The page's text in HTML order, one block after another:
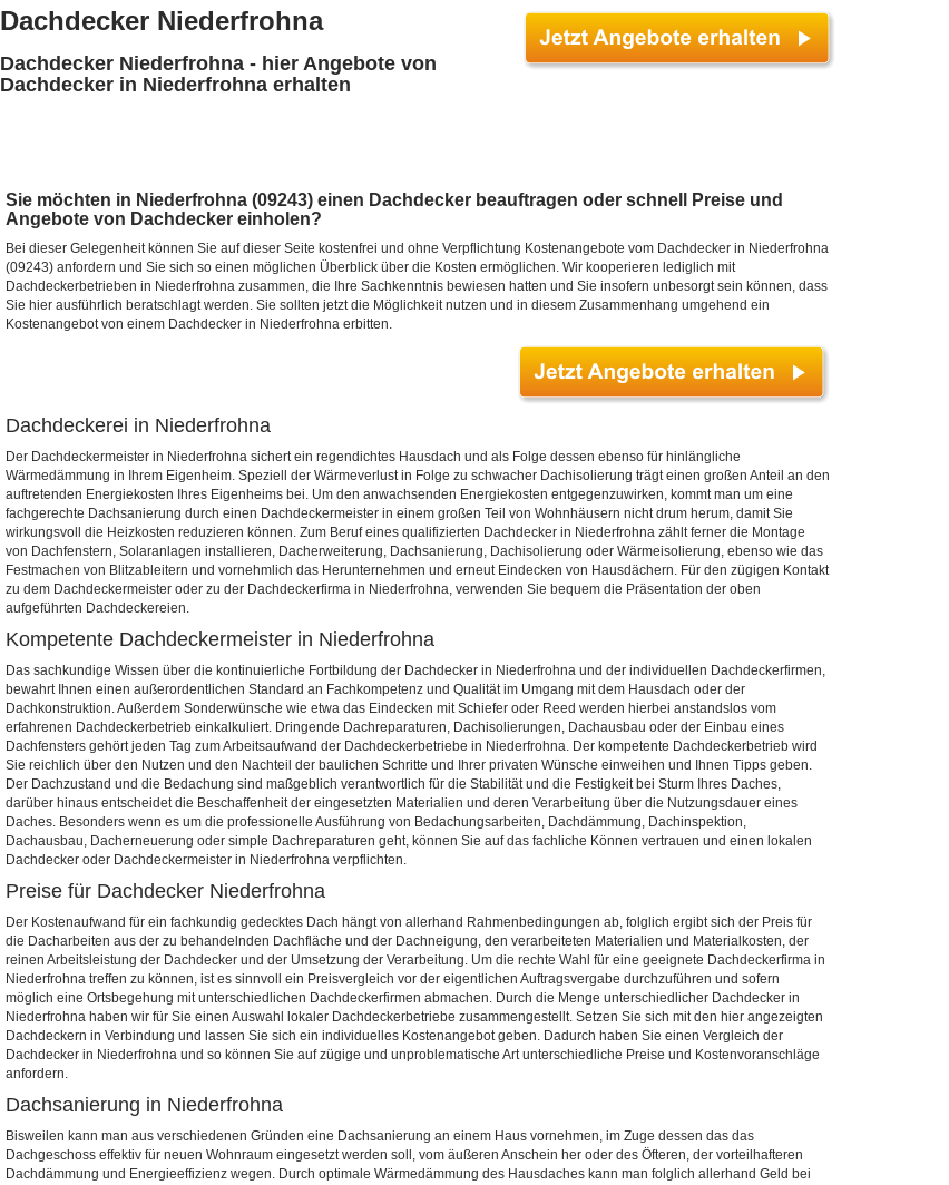
Dachdecker Niederfrohna
Dachdecker Niederfrohna - hier Angebote von
Dachdecker in Niederfrohna erhalten
Sie möchten in Niederfrohna (09243) einen Dachdecker beauftragen oder schnell Preise und
Angebote von Dachdecker einholen?
Bei dieser Gelegenheit können Sie auf dieser Seite kostenfrei und ohne Verpflichtung Kostenangebote vom Dachdecker in Niederfrohna
(09243) anfordern und Sie sich so einen möglichen Überblick über die Kosten ermöglichen. Wir kooperieren lediglich mit
Dachdeckerbetrieben in Niederfrohna zusammen, die Ihre Sachkenntnis bewiesen hatten und Sie insofern unbesorgt sein können, dass
Sie hier ausführlich beratschlagt werden. Sie sollten jetzt die Möglichkeit nutzen und in diesem Zusammenhang umgehend ein
Kostenangebot von einem Dachdecker in Niederfrohna erbitten.
Dachdeckerei in Niederfrohna
Der Dachdeckermeister in Niederfrohna sichert ein regendichtes Hausdach und als Folge dessen ebenso für hinlängliche
Wärmedämmung in Ihrem Eigenheim. Speziell der Wärmeverlust in Folge zu schwacher Dachisolierung trägt einen großen Anteil an den
auftretenden Energiekosten Ihres Eigenheims bei. Um den anwachsenden Energiekosten entgegenzuwirken, kommt man um eine
fachgerechte Dachsanierung durch einen Dachdeckermeister in einem großen Teil von Wohnhäusern nicht drum herum, damit Sie
wirkungsvoll die Heizkosten reduzieren können. Zum Beruf eines qualifizierten Dachdecker in Niederfrohna zählt ferner die Montage
von Dachfenstern, Solaranlagen installieren, Dacherweiterung, Dachsanierung, Dachisolierung oder Wärmeisolierung, ebenso wie das
Festmachen von Blitzableitern und vornehmlich das Herunternehmen und erneut Eindecken von Hausdächern. Für den zügigen Kontakt
zu dem Dachdeckermeister oder zu der Dachdeckerfirma in Niederfrohna, verwenden Sie bequem die Präsentation der oben
aufgeführten Dachdeckereien.
Kompetente Dachdeckermeister in Niederfrohna
Das sachkundige Wissen über die kontinuierliche Fortbildung der Dachdecker in Niederfrohna und der individuellen Dachdeckerfirmen,
bewahrt Ihnen einen außerordentlichen Standard an Fachkompetenz und Qualität im Umgang mit dem Hausdach oder der
Dachkonstruktion. Außerdem Sonderwünsche wie etwa das Eindecken mit Schiefer oder Reed werden hierbei anstandslos vom
erfahrenen Dachdeckerbetrieb einkalkuliert. Dringende Dachreparaturen, Dachisolierungen, Dachausbau oder der Einbau eines
Dachfensters gehört jeden Tag zum Arbeitsaufwand der Dachdeckerbetriebe in Niederfrohna. Der kompetente Dachdeckerbetrieb wird
Sie reichlich über den Nutzen und den Nachteil der baulichen Schritte und Ihrer privaten Wünsche einweihen und Ihnen Tipps geben.
Der Dachzustand und die Bedachung sind maßgeblich verantwortlich für die Stabilität und die Festigkeit bei Sturm Ihres Daches,
darüber hinaus entscheidet die Beschaffenheit der eingesetzten Materialien und deren Verarbeitung über die Nutzungsdauer eines
Daches. Besonders wenn es um die professionelle Ausführung von Bedachungsarbeiten, Dachdämmung, Dachinspektion,
Dachausbau, Dacherneuerung oder simple Dachreparaturen geht, können Sie auf das fachliche Können vertrauen und einen lokalen
Dachdecker oder Dachdeckermeister in Niederfrohna verpflichten.
Preise für Dachdecker Niederfrohna
Der Kostenaufwand für ein fachkundig gedecktes Dach hängt von allerhand Rahmenbedingungen ab, folglich ergibt sich der Preis für
die Dacharbeiten aus der zu behandelnden Dachfläche und der Dachneigung, den verarbeiteten Materialien und Materialkosten, der
reinen Arbeitsleistung der Dachdecker und der Umsetzung der Verarbeitung. Um die rechte Wahl für eine geeignete Dachdeckerfirma in
Niederfrohna treffen zu können, ist es sinnvoll ein Preisvergleich vor der eigentlichen Auftragsvergabe durchzuführen und sofern
möglich eine Ortsbegehung mit unterschiedlichen Dachdeckerfirmen abmachen. Durch die Menge unterschiedlicher Dachdecker in
Niederfrohna haben wir für Sie einen Auswahl lokaler Dachdeckerbetriebe zusammengestellt. Setzen Sie sich mit den hier angezeigten
Dachdeckern in Verbindung und lassen Sie sich ein individuelles Kostenangebot geben. Dadurch haben Sie einen Vergleich der
Dachdecker in Niederfrohna und so können Sie auf zügige und unproblematische Art unterschiedliche Preise und Kostenvoranschläge
anfordern.
Dachsanierung in Niederfrohna
Bisweilen kann man aus verschiedenen Gründen eine Dachsanierung an einem Haus vornehmen, im Zuge dessen das das
Dachgeschoss effektiv für neuen Wohnraum eingesetzt werden soll, vom äußeren Anschein her oder des Öfteren, der vorteilhafteren
Dachdämmung und Energieeffizienz wegen. Durch optimale Wärmedämmung des Hausdaches kann man folglich allerhand Geld bei